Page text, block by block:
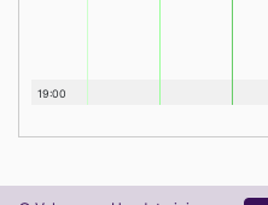
19:00